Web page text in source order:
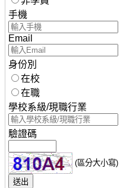
手機
Email
身份別
在校
在職
學校系級/現職行業
驗證碼
(區分大小寫)